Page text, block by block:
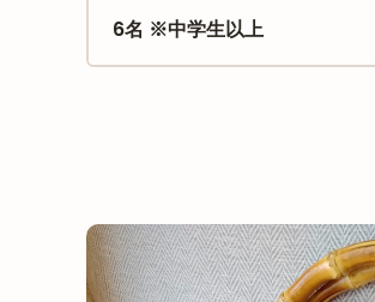
6名 ※中学生以上